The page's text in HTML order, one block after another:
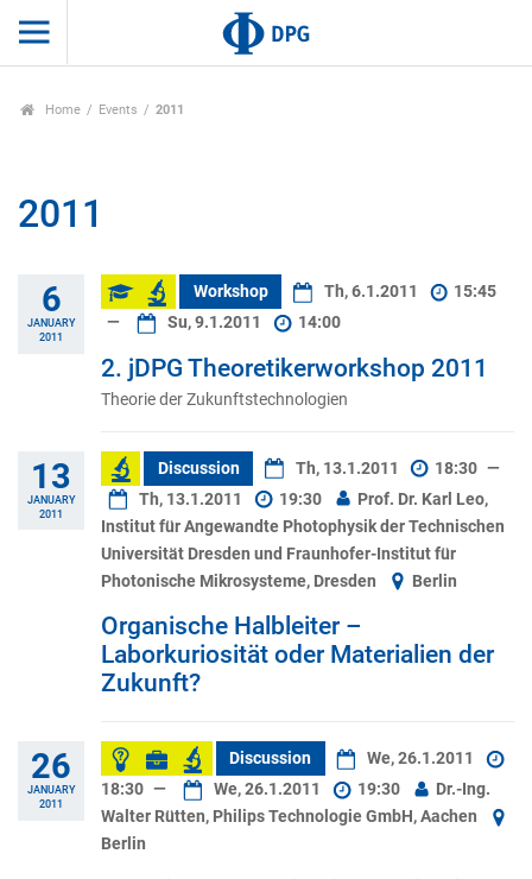
Home Events 2011
2011
6
JANUARY
2011
Workshop Th, 6.1.2011
15:45
—
Su, 9.1.2011 14:00
2. jDPG Theoretikerworkshop 2011
Theorie der Zukunftstechnologien
13
JANUARY
2011
Discussion Th, 13.1.2011 18:30 —
Th, 13.1.2011
19:30
Prof. Dr. Karl Leo,
Institut für Angewandte Photophysik der Technischen
Universität Dresden und Fraunhofer-Institut für
Photonische Mikrosysteme, Dresden
Berlin
Organische Halbleiter –
Laborkuriosität oder Materialien der
Zukunft?
26
JANUARY
2011
Discussion
We, 26.1.2011
18:30 — We, 26.1.2011 19:30
Dr.-Ing.
Walter Rütten, Philips Technologie GmbH, Aachen
Berlin